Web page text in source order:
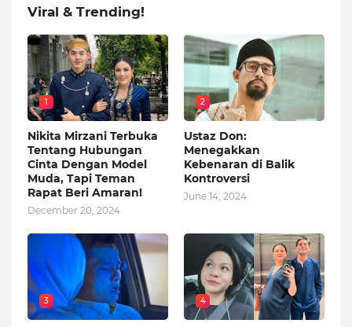
Viral & Trending!
1
Nikita Mirzani Terbuka
Tentang Hubungan
Cinta Dengan Model
Muda, Tapi Teman
Rapat Beri Amaran!
December 20, 2024
2
Ustaz Don:
Menegakkan
Kebenaran di Balik
Kontroversi
June 14, 2024
3 4